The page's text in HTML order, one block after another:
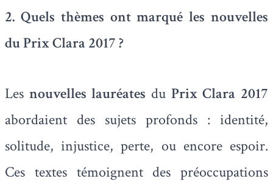
2. Quels thèmes ont marqué les nouvelles
du Prix Clara 2017 ?
Les nouvelles lauréates du Prix Clara 2017
abordaient des sujets profonds : identité,
solitude, injustice, perte, ou encore espoir.
Ces textes témoignent des préoccupations